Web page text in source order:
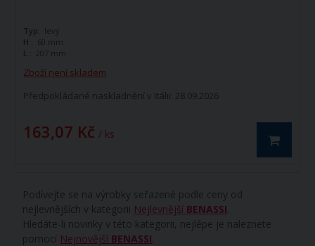
Zboží není skladem
Předpokládané naskladnění v Itálii: 28.09.2026
163,07 Kč / ks
Typ: levý
H : 60 mm
L :
207 mm
Podívejte se na výrobky seřazené podle ceny od
nejlevnějších v kategorii Nejlevnější BENASSI
Hledáte-li novinky v této kategorii, nejlépe je naleznete
pomocí Nejnovější BENASSI